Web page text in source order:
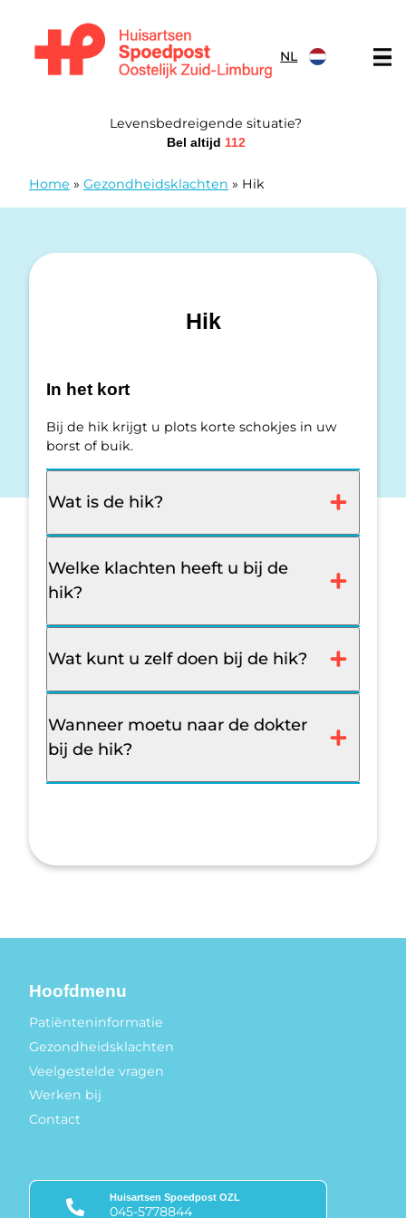
NL
Levensbedreigende situatie?
Bel altijd 112
Home » Gezondheidsklachten » Hik
Hik
In het kort
Bij de hik krijgt u plots korte schokjes in uw
borst of buik.
Wat is de hik?
Welke klachten heeft u bij de
hik?
Wat kunt u zelf doen bij de hik?
Wanneer moetu naar de dokter
bij de hik?
Hoofdmenu
Patiënteninformatie
Gezondheidsklachten
Veelgestelde vragen
Werken bij
Contact
Huisartsen Spoedpost OZL
045-5778844